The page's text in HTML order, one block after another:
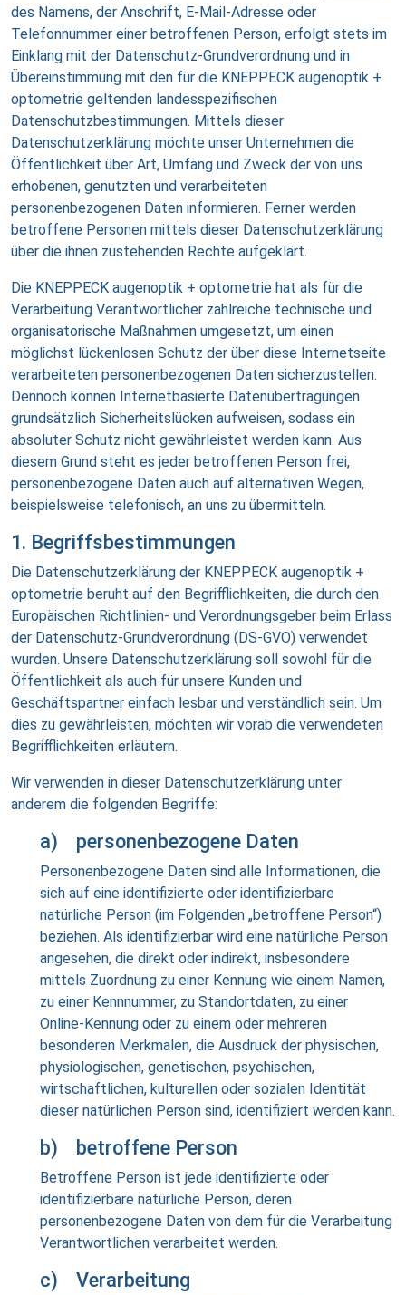
des Namens, der Anschrift, E-Mail-Adresse oder
Telefonnummer einer betroffenen Person, erfolgt stets im
Einklang mit der Datenschutz-Grundverordnung und in
Übereinstimmung mit den für die KNEPPECK augenoptik +
optometrie geltenden landesspezifischen
Datenschutzbestimmungen. Mittels dieser
Datenschutzerklärung möchte unser Unternehmen die
Öffentlichkeit über Art, Umfang und Zweck der von uns
erhobenen, genutzten und verarbeiteten
personenbezogenen Daten informieren. Ferner werden
betroffene Personen mittels dieser Datenschutzerklärung
über die ihnen zustehenden Rechte aufgeklärt.
Die KNEPPECK augenoptik + optometrie hat als für die
Verarbeitung Verantwortlicher zahlreiche technische und
organisatorische Maßnahmen umgesetzt, um einen
möglichst lückenlosen Schutz der über diese Internetseite
verarbeiteten personenbezogenen Daten sicherzustellen.
Dennoch können Internetbasierte Datenübertragungen
grundsätzlich Sicherheitslücken aufweisen, sodass ein
absoluter Schutz nicht gewährleistet werden kann. Aus
diesem Grund steht es jeder betroffenen Person frei,
personenbezogene Daten auch auf alternativen Wegen,
beispielsweise telefonisch, an uns zu übermitteln.
1. Begriffsbestimmungen
Die Datenschutzerklärung der KNEPPECK augenoptik +
optometrie beruht auf den Begrifflichkeiten, die durch den
Europäischen Richtlinien- und Verordnungsgeber beim Erlass
der Datenschutz-Grundverordnung (DS-GVO) verwendet
wurden. Unsere Datenschutzerklärung soll sowohl für die
Öffentlichkeit als auch für unsere Kunden und
Geschäftspartner einfach lesbar und verständlich sein. Um
dies zu gewährleisten, möchten wir vorab die verwendeten
Begrifflichkeiten erläutern.
Wir verwenden in dieser Datenschutzerklärung unter
anderem die folgenden Begriffe:
a) personenbezogene Daten
Personenbezogene Daten sind alle Informationen, die
sich auf eine identifizierte oder identifizierbare
natürliche Person (im Folgenden „betroffene Person“)
beziehen. Als identifizierbar wird eine natürliche Person
angesehen, die direkt oder indirekt, insbesondere
mittels Zuordnung zu einer Kennung wie einem Namen,
zu einer Kennnummer, zu Standortdaten, zu einer
Online-Kennung oder zu einem oder mehreren
besonderen Merkmalen, die Ausdruck der physischen,
physiologischen, genetischen, psychischen,
wirtschaftlichen, kulturellen oder sozialen Identität
dieser natürlichen Person sind, identifiziert werden kann.
b) betroffene Person
Betroffene Person ist jede identifizierte oder
identifizierbare natürliche Person, deren
personenbezogene Daten von dem für die Verarbeitung
Verantwortlichen verarbeitet werden.
c) Verarbeitung